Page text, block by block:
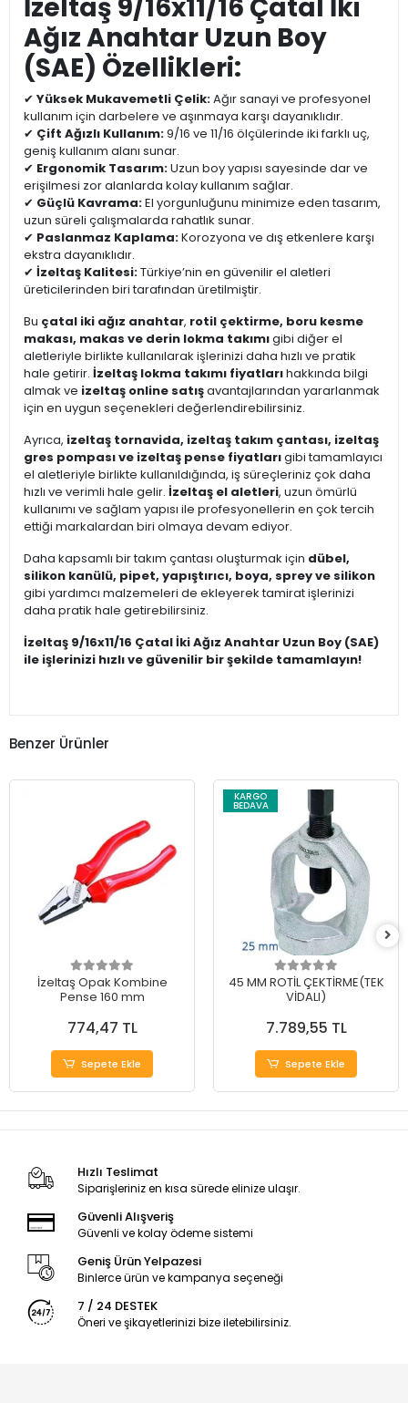
İzeltaş 9/16x11/16 Çatal İki
Ağız Anahtar Uzun Boy
(SAE) Özellikleri:
✔ Yüksek Mukavemetli Çelik:Ağır sanayi ve profesyonel
kullanım için darbelere ve aşınmaya karşı dayanıklıdır.
✔ Çift Ağızlı Kullanım:9/16 ve 11/16 ölçülerinde iki farklı uç,
geniş kullanım alanı sunar.
✔ Ergonomik Tasarım:Uzun boy yapısı sayesinde dar ve
erişilmesi zor alanlarda kolay kullanım sağlar.
✔ Güçlü Kavrama:El yorgunluğunu minimize eden tasarım,
uzun süreli çalışmalarda rahatlık sunar.
✔ Paslanmaz Kaplama:Korozyona ve dış etkenlere karşı
ekstra dayanıklıdır.
✔ İzeltaş Kalitesi:Türkiye’nin en güvenilir el aletleri
üreticilerinden biri tarafından üretilmiştir.
Bu çatal iki ağız anahtar, rotil çektirme, boru kesme
makası, makas ve derin lokma takımıgibi diğer el
aletleriyle birlikte kullanılarak işlerinizi daha hızlı ve pratik
hale getirir. İzeltaş lokma takımı fiyatlarıhakkında bilgi
almak ve izeltaş online satışavantajlarından yararlanmak
için en uygun seçenekleri değerlendirebilirsiniz.
Ayrıca, izeltaş tornavida, izeltaş takım çantası, izeltaş
gres pompası ve izeltaş pense fiyatlarıgibi tamamlayıcı
el aletleriyle birlikte kullanıldığında, iş süreçleriniz çok daha
hızlı ve verimli hale gelir. İzeltaş el aletleri, uzun ömürlü
kullanımı ve sağlam yapısı ile profesyonellerin en çok tercih
ettiği markalardan biri olmaya devam ediyor.
Daha kapsamlı bir takım çantası oluşturmak için dübel,
silikon kanülü, pipet, yapıştırıcı, boya, sprey ve silikon
gibi yardımcı malzemeleri de ekleyerek tamirat işlerinizi
daha pratik hale getirebilirsiniz.
İzeltaş 9/16x11/16 Çatal İki Ağız Anahtar Uzun Boy (SAE)
ile işlerinizi hızlı ve güvenilir bir şekilde tamamlayın!
Benzer Ürünler
İzeltaş Opak Kombine
Pense 160 mm
774,47 TL
Sepete Ekle
KARGO
BEDAVA
45 MM ROTİL ÇEKTİRME(TEK
VİDALI)
7.789,55 TL
Sepete Ekle
Hızlı Teslimat
Siparişleriniz en kısa sürede elinize ulaşır.
Güvenli Alışveriş
Güvenli ve kolay ödeme sistemi
Geniş Ürün Yelpazesi
Binlerce ürün ve kampanya seçeneği
7 / 24 DESTEK
Öneri ve şikayetlerinizi bize iletebilirsiniz.